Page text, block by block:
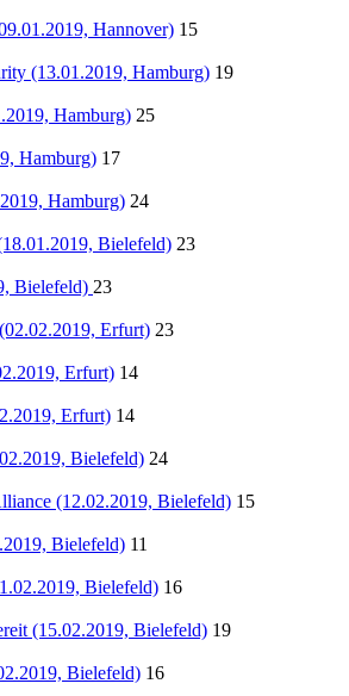
Hannover) 15
(13.01.2019, Hamburg) 19
Hamburg) 25
Hamburg) 17
Hamburg) 24
Bielefeld) 23
Bielefeld) 23
Erfurt) 23
Erfurt) 14
Erfurt) 14
Bielefeld) 24
(12.02.2019, Bielefeld) 15
Bielefeld) 11
Bielefeld) 16
(15.02.2019, Bielefeld) 19
Bielefeld) 16